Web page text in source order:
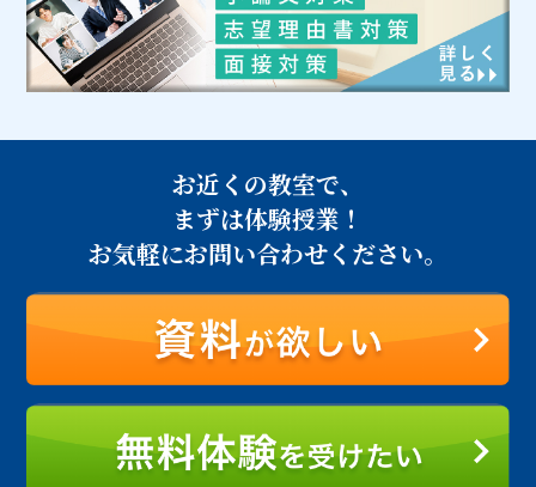
お近くの教室で、
まずは体験授業！
お気軽にお問い合わせください。